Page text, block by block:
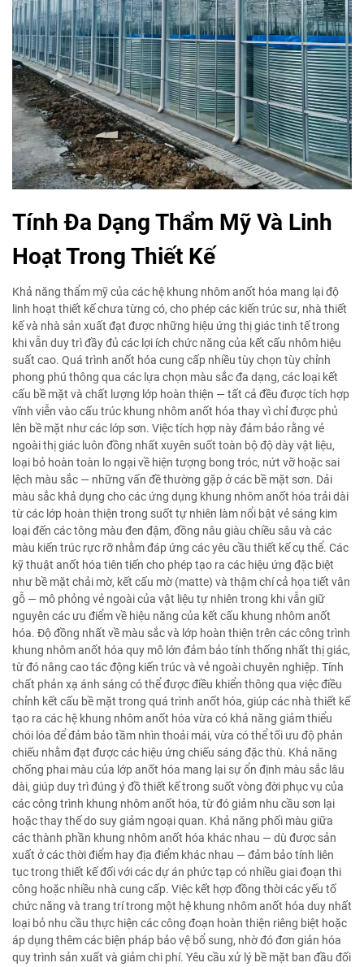
Tính Đa Dạng Thẩm Mỹ Và Linh
Hoạt Trong Thiết Kế
Khả năng thẩm mỹ của các hệ khung nhôm anốt hóa mang lại độ
linh hoạt thiết kế chưa từng có, cho phép các kiến trúc sư, nhà thiết
kế và nhà sản xuất đạt được những hiệu ứng thị giác tinh tế trong
khi vẫn duy trì đầy đủ các lợi ích chức năng của kết cấu nhôm hiệu
suất cao. Quá trình anốt hóa cung cấp nhiều tùy chọn tùy chỉnh
phong phú thông qua các lựa chọn màu sắc đa dạng, các loại kết
cấu bề mặt và chất lượng lớp hoàn thiện — tất cả đều được tích hợp
vĩnh viễn vào cấu trúc khung nhôm anốt hóa thay vì chỉ được phủ
lên bề mặt như các lớp sơn. Việc tích hợp này đảm bảo rằng vẻ
ngoài thị giác luôn đồng nhất xuyên suốt toàn bộ độ dày vật liệu,
loại bỏ hoàn toàn lo ngại về hiện tượng bong tróc, nứt vỡ hoặc sai
lệch màu sắc — những vấn đề thường gặp ở các bề mặt sơn. Dải
màu sắc khả dụng cho các ứng dụng khung nhôm anốt hóa trải dài
từ các lớp hoàn thiện trong suốt tự nhiên làm nổi bật vẻ sáng kim
loại đến các tông màu đen đậm, đồng nâu giàu chiều sâu và các
màu kiến trúc rực rỡ nhằm đáp ứng các yêu cầu thiết kế cụ thể. Các
kỹ thuật anốt hóa tiên tiến cho phép tạo ra các hiệu ứng đặc biệt
như bề mặt chải mờ, kết cấu mờ (matte) và thậm chí cả họa tiết vân
gỗ — mô phỏng vẻ ngoài của vật liệu tự nhiên trong khi vẫn giữ
nguyên các ưu điểm về hiệu năng của kết cấu khung nhôm anốt
hóa. Độ đồng nhất về màu sắc và lớp hoàn thiện trên các công trình
khung nhôm anốt hóa quy mô lớn đảm bảo tính thống nhất thị giác,
từ đó nâng cao tác động kiến trúc và vẻ ngoài chuyên nghiệp. Tính
chất phản xạ ánh sáng có thể được điều khiển thông qua việc điều
chỉnh kết cấu bề mặt trong quá trình anốt hóa, giúp các nhà thiết kế
tạo ra các hệ khung nhôm anốt hóa vừa có khả năng giảm thiểu
chói lóa để đảm bảo tầm nhìn thoải mái, vừa có thể tối ưu độ phản
chiếu nhằm đạt được các hiệu ứng chiếu sáng đặc thù. Khả năng
chống phai màu của lớp anốt hóa mang lại sự ổn định màu sắc lâu
dài, giúp duy trì đúng ý đồ thiết kế trong suốt vòng đời phục vụ của
các công trình khung nhôm anốt hóa, từ đó giảm nhu cầu sơn lại
hoặc thay thế do suy giảm ngoại quan. Khả năng phối màu giữa
các thành phần khung nhôm anốt hóa khác nhau — dù được sản
xuất ở các thời điểm hay địa điểm khác nhau — đảm bảo tính liên
tục trong thiết kế đối với các dự án phức tạp có nhiều giai đoạn thi
công hoặc nhiều nhà cung cấp. Việc kết hợp đồng thời các yếu tố
chức năng và trang trí trong một hệ khung nhôm anốt hóa duy nhất
loại bỏ nhu cầu thực hiện các công đoạn hoàn thiện riêng biệt hoặc
áp dụng thêm các biện pháp bảo vệ bổ sung, nhờ đó đơn giản hóa
quy trình sản xuất và giảm chi phí. Yêu cầu xử lý bề mặt ban đầu đối